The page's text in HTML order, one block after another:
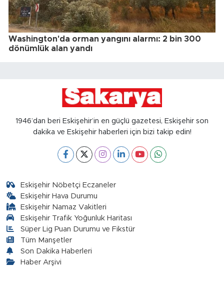
Washington'da orman yangını alarmı: 2 bin 300
dönümlük alan yandı
1946’dan beri Eskişehir’in en güçlü gazetesi, Eskişehir son
dakika ve Eskişehir haberleri için bizi takip edin!
Eskişehir Nöbetçi Eczaneler
Eskişehir Hava Durumu
Eskişehir Namaz Vakitleri
Eskişehir Trafik Yoğunluk Haritası
Süper Lig Puan Durumu ve Fikstür
Tüm Manşetler
Son Dakika Haberleri
Haber Arşivi